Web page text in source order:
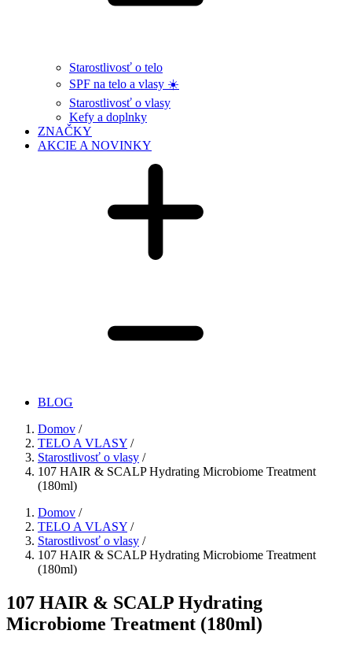
Starostlivosť o telo
SPF na telo a vlasy ☀️
Starostlivosť o vlasy
Kefy a doplnky
ZNAČKY
AKCIE A NOVINKY
BLOG
Domov /
TELO A VLASY /
Starostlivosť o vlasy /
107 HAIR & SCALP Hydrating Microbiome Treatment
(180ml)
Domov /
TELO A VLASY /
Starostlivosť o vlasy /
107 HAIR & SCALP Hydrating Microbiome Treatment
(180ml)
107 HAIR & SCALP Hydrating
Microbiome Treatment (180ml)